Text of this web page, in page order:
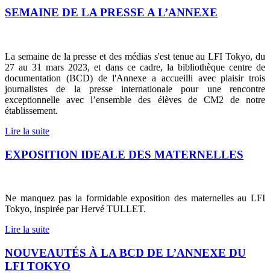
SEMAINE DE LA PRESSE A L’ANNEXE
La semaine de la presse et des médias s'est tenue au LFI Tokyo, du
27 au 31 mars 2023, et dans ce cadre, la bibliothèque centre de
documentation (BCD) de l'Annexe a accueilli avec plaisir trois
journalistes de la presse internationale pour une rencontre
exceptionnelle avec l’ensemble des élèves de CM2 de notre
établissement.
Lire la suite
EXPOSITION IDEALE DES MATERNELLES
Ne manquez pas la formidable exposition des maternelles au LFI
Tokyo, inspirée par Hervé TULLET.
Lire la suite
NOUVEAUTÉS À LA BCD DE L’ANNEXE DU
LFI TOKYO